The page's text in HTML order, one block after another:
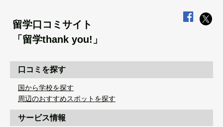
留学口コミサイト
「留学thank you!」
口コミを探す
国から学校を探す
周辺のおすすめスポットを探す
サービス情報